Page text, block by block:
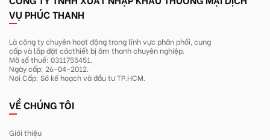
VỤ PHÚC THANH
Là công ty chuyên hoạt động trong lĩnhvực phân phối, cung
cấp và lắp đặt cácthiết bị âm thanh chuyên nghiệp.
Mã số thuế: 0311755451.
Ngày cấp: 26-04-2012.
Nơi Cấp: Sở kế hoạch và đầu tư TP.HCM.
VỀ CHÚNG TÔI
Giới thiệu